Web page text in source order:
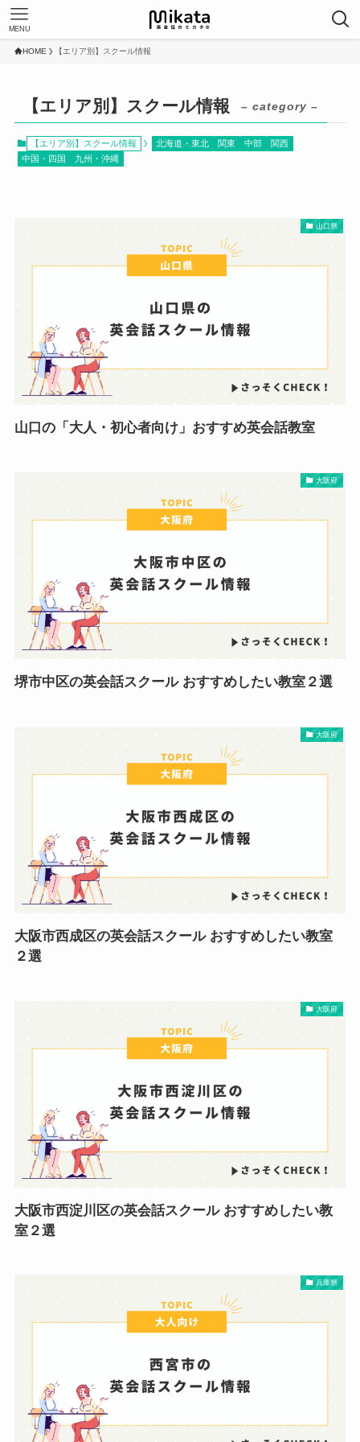
MENU
HOME 【エリア別】スクール情報
【エリア別】スクール情報 – category –
【エリア別】スクール情報 北海道・東北 関東 中部
関西
中国・四国
九州・沖縄
山口県
山口の「大人・初心者向け」おすすめ英会話教室
大阪府
堺市中区の英会話スクール おすすめしたい教室２選
大阪府
大阪市西成区の英会話スクール おすすめしたい教室
２選
大阪府
大阪市西淀川区の英会話スクール おすすめしたい教
室２選
兵庫県